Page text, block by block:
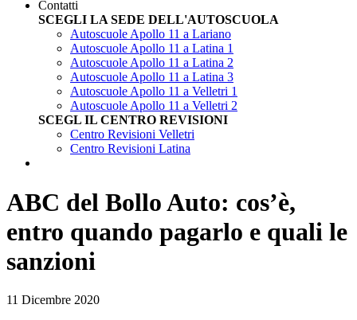
Contatti
SCEGLI LA SEDE DELL'AUTOSCUOLA
Autoscuole Apollo 11 a Lariano
Autoscuole Apollo 11 a Latina 1
Autoscuole Apollo 11 a Latina 2
Autoscuole Apollo 11 a Latina 3
Autoscuole Apollo 11 a Velletri 1
Autoscuole Apollo 11 a Velletri 2
SCEGL IL CENTRO REVISIONI
Centro Revisioni Velletri
Centro Revisioni Latina
ABC del Bollo Auto: cos’è,
entro quando pagarlo e quali le
sanzioni
11 Dicembre 2020